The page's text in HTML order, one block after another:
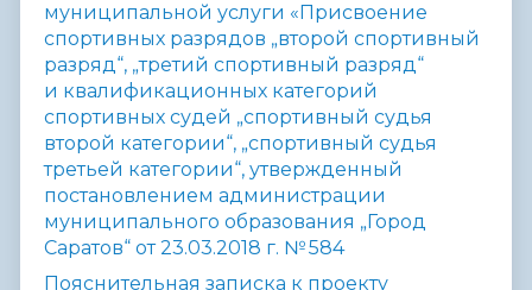
муниципальной услуги «Присвоение
спортивных разрядов „второй спортивный
разряд“, „третий спортивный разряд“
и квалификационных категорий
спортивных судей „спортивный судья
второй категории“, „спортивный судья
третьей категории“, утвержденный
постановлением администрации
муниципального образования „Город
Саратов“ от 23.03.2018 г. № 584
Пояснительная записка к проекту